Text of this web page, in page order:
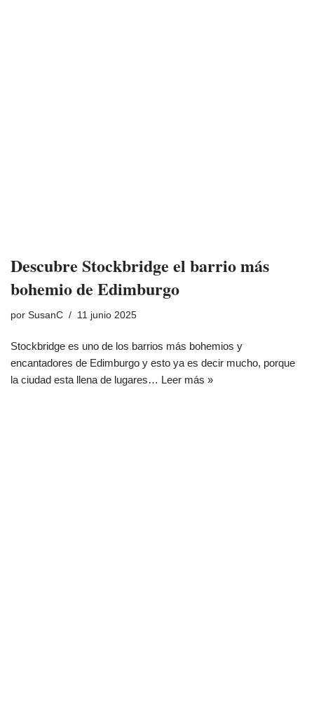
Descubre Stockbridge el barrio más
bohemio de Edimburgo
por SusanC 11 junio 2025
Stockbridge es uno de los barrios más bohemios y
encantadores de Edimburgo y esto ya es decir mucho, porque
la ciudad esta llena de lugares… Leer más »